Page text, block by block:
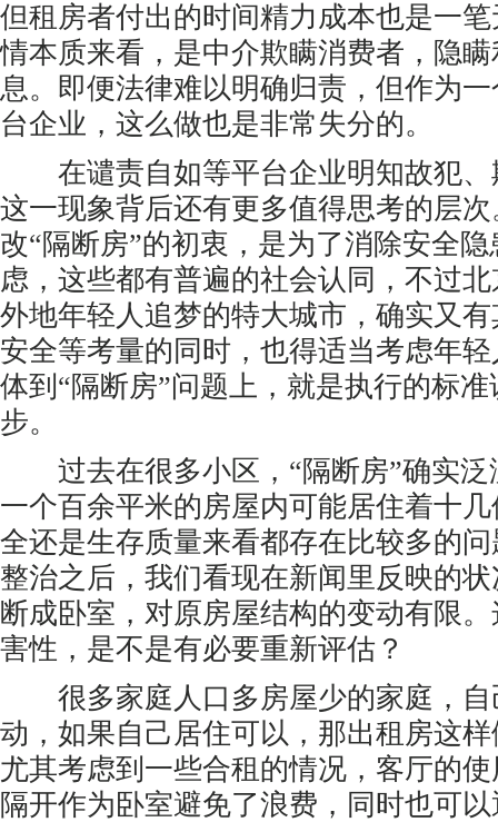
但租房者付出的时间精力成本也是一
情本质来看，是中介欺瞒消费者，隐
息。即便法律难以明确归责，但作为
台企业，这么做也是非常失分的。
在谴责自如等平台企业明知故犯、
这一现象背后还有更多值得思考的层
改“隔断房”的初衷，是为了消除安全
虑，这些都有普遍的社会认同，不过
外地年轻人追梦的特大城市，确实又
安全等考量的同时，也得适当考虑年
体到“隔断房”问题上，就是执行的标
步。
过去在很多小区，“隔断房”确实泛
一个百余平米的房屋内可能居住着十
全还是生存质量来看都存在比较多的
整治之后，我们看现在新闻里反映的
断成卧室，对原房屋结构的变动有限
害性，是不是有必要重新评估？
很多家庭人口多房屋少的家庭，自
动，如果自己居住可以，那出租房这
尤其考虑到一些合租的情况，客厅的
隔开作为卧室避免了浪费，同时也可